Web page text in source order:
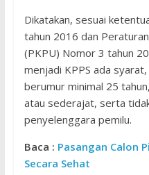
Dikatakan, sesuai
tahun 2016 dan
(PKPU) Nomor 3 tahun
menjadi KPPS ada
berumur minimal 25
atau sederajat, serta
penyelenggara pemilu.
Baca : Pasangan Calon
Secara Sehat